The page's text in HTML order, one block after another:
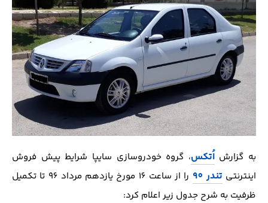
به گزارشاُتکس، گروه خودروسازی سایپا شرایط پیش فروش
اینترنتی تندر 90
را از ساعت 16 مورخ یازدهم مرداد 96 تا تکمیل
ظرفیت به شرح جدول زیر اعلام کرد: